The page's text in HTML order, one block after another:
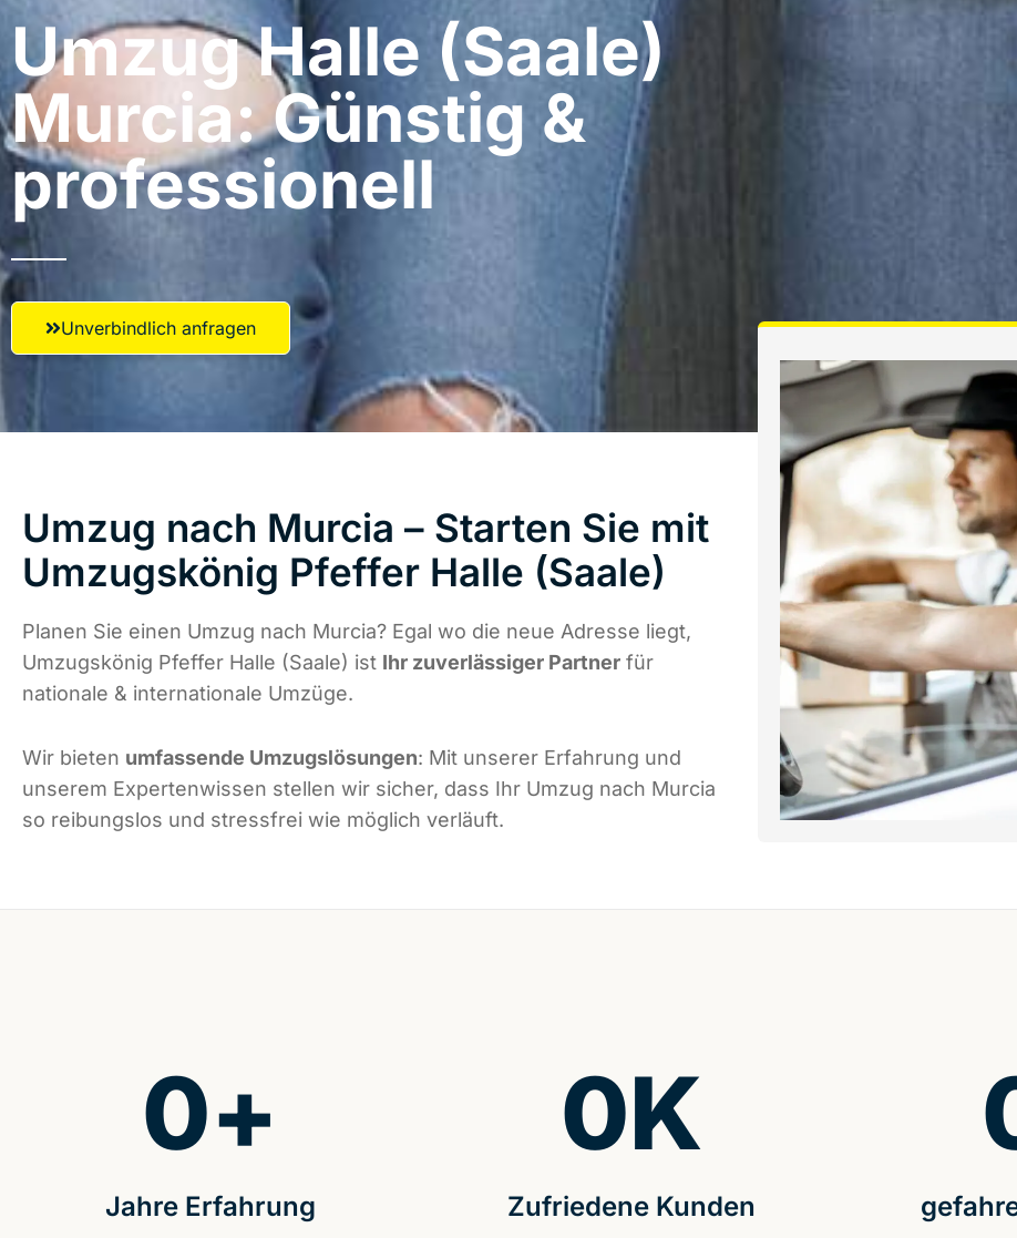
Umzug Halle (Saale)​
Murcia: Günstig &
professionell​
Unverbindlich anfragen
Umzug nach Murcia – Starten Sie mit
Umzugskönig Pfeffer Halle (Saale)
Planen Sie einen Umzug nach Murcia? Egal wo die neue Adresse liegt,
Umzugskönig Pfeffer Halle (Saale) ist Ihr zuverlässiger Partner für
nationale & internationale Umzüge.
Wir bieten umfassende Umzugslösungen: Mit unserer Erfahrung und
unserem Expertenwissen stellen wir sicher, dass Ihr Umzug nach Murcia
so reibungslos und stressfrei wie möglich verläuft.
Jahre Erfahrung
0+
Zufriedene Kunden
0K